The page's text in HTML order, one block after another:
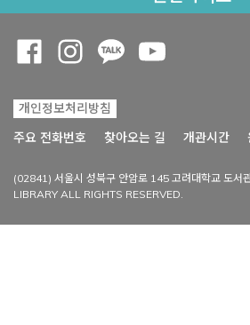
개인정보처리방침
주요 전화번호
찾아오는 길 개관시간
(02841) 서울시 성북구 안암로 145 고려대학교 도
LIBRARY ALL RIGHTS RESERVED.
Opens a new window
Opens a new window
Opens a new